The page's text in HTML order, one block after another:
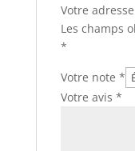
Votre
Les champs
*
Votre note *
Votre avis *